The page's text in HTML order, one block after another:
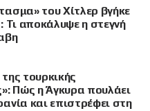
του Χίτλερ βγήκε
Τι αποκάλυψε η στεγνή
τουρκικής
Πώς η Άγκυρα πουλάει
και επιστρέφει στη